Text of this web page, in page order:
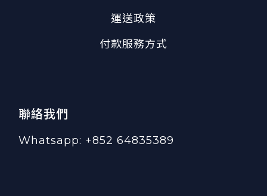
運送政策
付款服務方式
聯絡我們
Whatsapp: +852 64835389